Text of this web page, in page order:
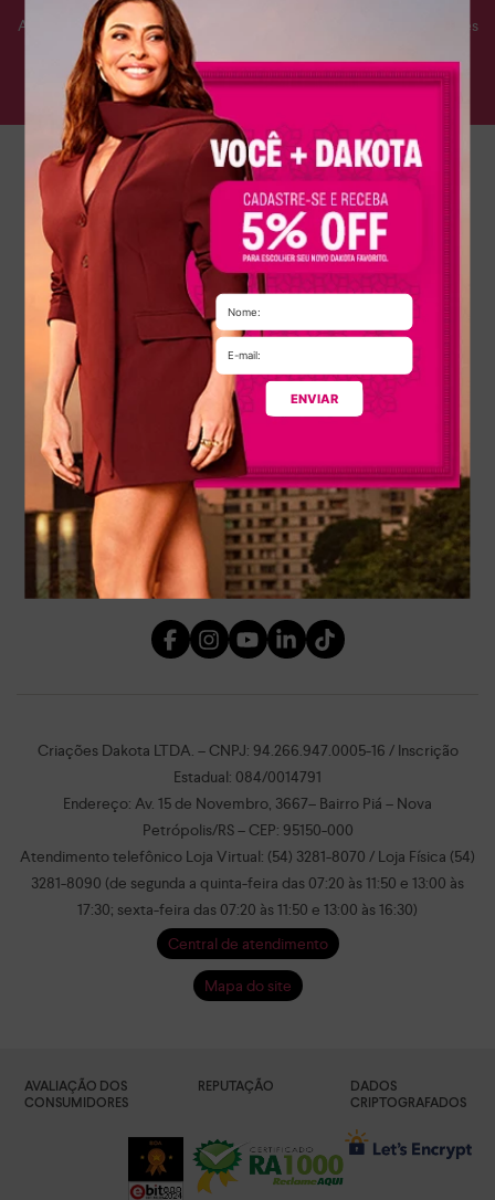
ENVIAR
Ao clicar em ASSINAR declaro que concordo em receber novidades
e promoções da Dakota e suas marcas.
Confira nossa Política de privacidade
ASSINAR
Atendimento
A empresa
Condições gerais de compra
Política de privacidade
Troca e Devolução
Clube de Águias
Sustentabilidade
Criações Dakota LTDA. – CNPJ: 94.266.947.0005-16 / Inscrição
Estadual: 084/0014791
Endereço: Av. 15 de Novembro, 3667– Bairro Piá – Nova
Petrópolis/RS – CEP: 95150-000
Atendimento telefônico Loja Virtual: (54) 3281-8070 / Loja Física (54)
3281-8090 (de segunda a quinta-feira das 07:20 às 11:50 e 13:00 às
17:30; sexta-feira das 07:20 às 11:50 e 13:00 às 16:30)
Central de atendimento
Mapa do site
AVALIAÇÃO DOS
CONSUMIDORES
REPUTAÇÃO
DADOS
CRIPTOGRAFADOS